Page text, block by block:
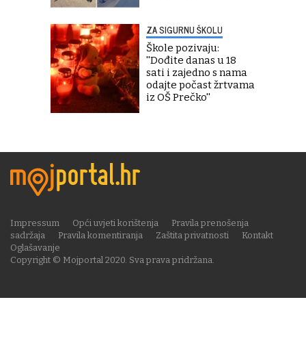
ZA SIGURNU ŠKOLU
Škole pozivaju:
''Dođite danas u 18
sati i zajedno s nama
odajte počast žrtvama
iz OŠ Prečko''
Copyright © Mojportal 2020. Sva prava pridržana.
Impressum Opći uvjeti korištenja
Pravila prenošenja
sadržaja
Pravila komentiranja Zaštita privatnosti
Kontakt
Oglašavanje